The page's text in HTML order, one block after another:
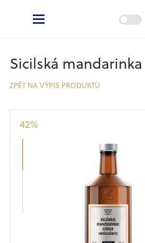
Žufánek.cz
Sicilská mandarinka
ZPĚT NA VÝPIS PRODUKTŮ
42%